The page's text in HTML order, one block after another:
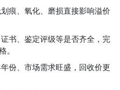
痕、氧化、磨损直接影响溢价
书、鉴定评级等是否齐全，完
。
份、市场需求旺盛，回收价更